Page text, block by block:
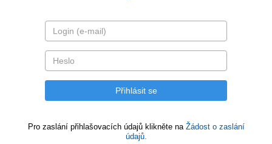
Pro zaslání přihlašovacích údajů klikněte na Žádost o zaslání
údajů.